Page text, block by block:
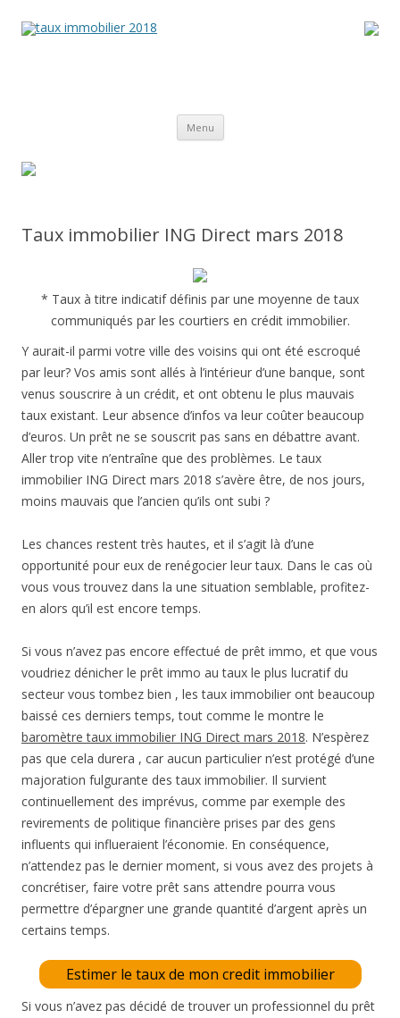
Menu Aller
contenu
Taux immobilier ING Direct mars 2018
* Taux à titre indicatif définis par une moyenne de taux
communiqués par les courtiers en crédit immobilier.
Y aurait-il parmi votre ville des voisins qui ont été escroqué
par leur? Vos amis sont allés à l’intérieur d’une banque, sont
venus souscrire à un crédit, et ont obtenu le plus mauvais
taux existant. Leur absence d’infos va leur coûter beaucoup
d’euros. Un prêt ne se souscrit pas sans en débattre avant.
Aller trop vite n’entraîne que des problèmes. Le taux
immobilier ING Direct mars 2018 s’avère être, de nos jours,
moins mauvais que l’ancien qu’ils ont subi ?
Les chances restent très hautes, et il s’agit là d’une
opportunité pour eux de renégocier leur taux. Dans le cas où
vous vous trouvez dans la une situation semblable, profitez-
en alors qu’il est encore temps.
Si vous n’avez pas encore effectué de prêt immo, et que vous
voudriez dénicher le prêt immo au taux le plus lucratif du
secteur vous tombez bien , les taux immobilier ont beaucoup
baissé ces derniers temps, tout comme le montre le
baromètre taux immobilier ING Direct mars 2018. N’espèrez
pas que cela durera , car aucun particulier n’est protégé d’une
majoration fulgurante des taux immobilier. Il survient
continuellement des imprévus, comme par exemple des
revirements de politique financière prises par des gens
influents qui influeraient l’économie. En conséquence,
n’attendez pas le dernier moment, si vous avez des projets à
concrétiser, faire votre prêt sans attendre pourra vous
permettre d’épargner une grande quantité d’argent après un
certains temps.
Estimer le taux de mon credit immobilier
Si vous n’avez pas décidé de trouver un professionnel du prêt